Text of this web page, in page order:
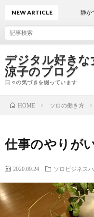
デジタル好き
涼子のブログ
日々の気づきを綴っています
NEW ARTICLE 静かで
HOME ソロの働き方
仕事のやりが
2020.09.24 ソロビジネス